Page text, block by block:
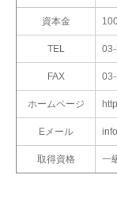
資本金
TEL
FAX
ホームページ
Eメール
取得資格 一